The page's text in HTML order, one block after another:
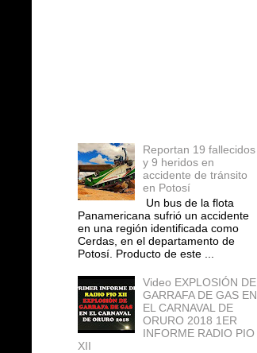
Reportan 19 fallecidos
y 9 heridos en
accidente de tránsito
en Potosí
Un bus de la flota
Panamericana sufrió un accidente
en una región identificada como
Cerdas, en el departamento de
Potosí. Producto de este ...
Video EXPLOSIÓN DE
GARRAFA DE GAS EN
EL CARNAVAL DE
ORURO 2018 1ER
INFORME RADIO PIO
XII